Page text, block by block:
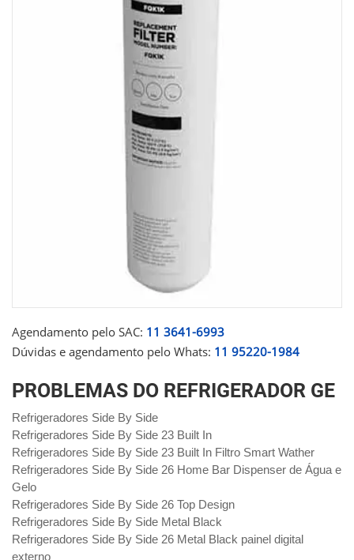
Agendamento pelo SAC: 11 3641-6993
Dúvidas e agendamento pelo Whats: 11 95220-1984
PROBLEMAS DO REFRIGERADOR GE
Refrigeradores Side By Side
Refrigeradores Side By Side 23 Built In
Refrigeradores Side By Side 23 Built In Filtro Smart Wather
Refrigeradores Side By Side 26 Home Bar Dispenser de Água e
Gelo
Refrigeradores Side By Side 26 Top Design
Refrigeradores Side By Side Metal Black
Refrigeradores Side By Side 26 Metal Black painel digital
externo